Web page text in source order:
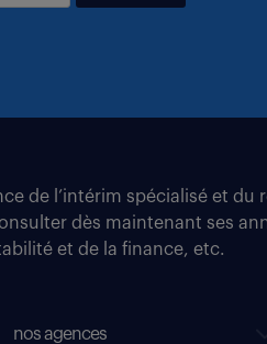
de l’intérim spécialisé et
dès maintenant ses
et de la finance, etc.
nos agences